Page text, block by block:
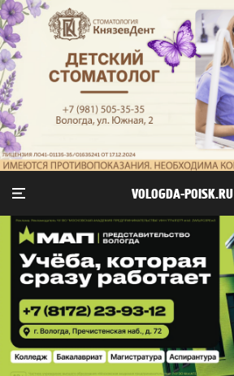
VOLOGDA-POISK.RU